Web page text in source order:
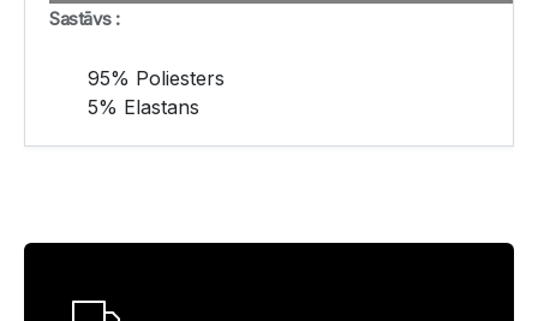
Sastāvs :
95% Poliesters
5% Elastans